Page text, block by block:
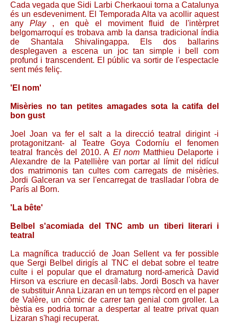
Cada vegada que Sidi Larbi Cherkaoui torna a Catalunya
és un esdeveniment. El Temporada Alta va acollir aquest
any Play, en què el moviment fluid de l'intèrpret
belgomarroquí es trobava amb la dansa tradicional índia
de Shantala Shivalingappa. Els dos ballarins
desplegaven a escena un joc tan simple i bell com
profund i transcendent. El públic va sortir de l'espectacle
sent més feliç.
'El nom'
Misèries no tan petites amagades sota la catifa del
bon gust
Joel Joan va fer el salt a la direcció teatral dirigint -i
protagonitzant- al Teatre Goya Codorníu el fenomen
teatral francès del 2010. A El nom Matthieu Delaporte i
Alexandre de la Patellière van portar al límit del ridícul
dos matrimonis tan cultes com carregats de misèries.
Jordi Galceran va ser l'encarregat de traslladar l'obra de
París al Born.
'La bête'
Belbel s'acomiada del TNC amb un tiberi literari i
teatral
La magnífica traducció de Joan Sellent va fer possible
que Sergi Belbel dirigís al TNC el debat sobre el teatre
culte i el popular que el dramaturg nord-americà David
Hirson va escriure en decasíl·labs. Jordi Bosch va haver
de substituir Anna Lizaran en un temps rècord en el paper
de Valère, un còmic de carrer tan genial com groller. La
bèstia es podria tornar a despertar al teatre privat quan
Lizaran s'hagi recuperat.